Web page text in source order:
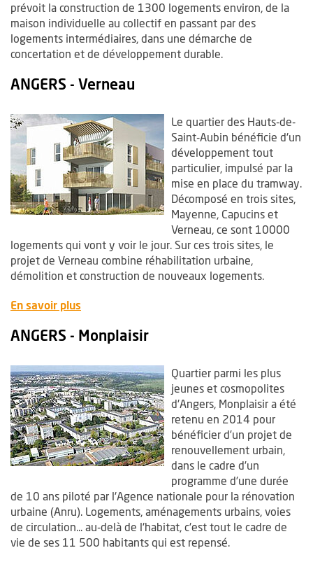
prévoit la construction de 1300 logements environ, de la
maison individuelle au collectif en passant par des
logements intermédiaires, dans une démarche de
concertation et de développement durable.
ANGERS - Verneau
Le quartier des Hauts-de-
Saint-Aubin bénéficie d'un
développement tout
particulier, impulsé par la
mise en place du tramway.
Décomposé en trois sites,
Mayenne, Capucins et
Verneau, ce sont 10000
logements qui vont y voir le jour. Sur ces trois sites, le
projet de Verneau combine réhabilitation urbaine,
démolition et construction de nouveaux logements.
En savoir plus
ANGERS - Monplaisir
Quartier parmi les plus
jeunes et cosmopolites
d'Angers, Monplaisir a été
retenu en 2014 pour
bénéficier d’un projet de
renouvellement urbain,
dans le cadre d’un
programme d’une durée
de 10 ans piloté par l'Agence nationale pour la rénovation
urbaine (Anru). Logements, aménagements urbains, voies
de circulation... au-delà de l'habitat, c'est tout le cadre de
vie de ses 11 500 habitants qui est repensé.